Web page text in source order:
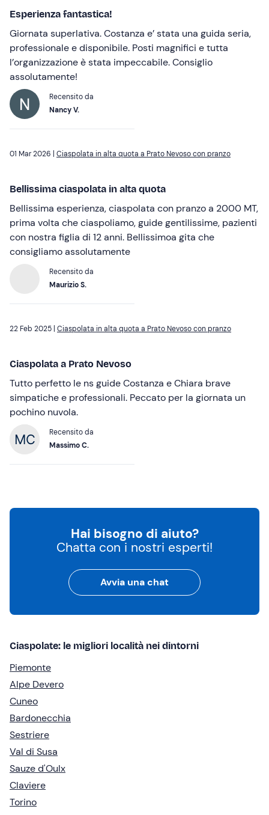
Esperienza fantastica!
Giornata superlativa. Costanza e’ stata una guida seria,
professionale e disponibile. Posti magnifici e tutta
l’organizzazione è stata impeccabile. Consiglio
assolutamente!
Recensito da
Nancy V.
01 Mar 2026 | Ciaspolata in alta quota a Prato Nevoso con pranzo
Bellissima ciaspolata in alta quota
Bellissima esperienza, ciaspolata con pranzo a 2000 MT,
prima volta che ciaspoliamo, guide gentilissime, pazienti
con nostra figlia di 12 anni. Bellissimoa gita che
consigliamo assolutamente
Recensito da
Maurizio S.
22 Feb 2025 | Ciaspolata in alta quota a Prato Nevoso con pranzo
Ciaspolata a Prato Nevoso
Tutto perfetto le ns guide Costanza e Chiara brave
simpatiche e professionali. Peccato per la giornata un
pochino nuvola.
Recensito da
Massimo C.
Hai bisogno di aiuto?
Chatta con i nostri esperti!
Avvia una chat
Ciaspolate: le migliori località nei dintorni
Piemonte
Alpe Devero
Cuneo
Bardonecchia
Sestriere
Val di Susa
Sauze d'Oulx
Claviere
Torino